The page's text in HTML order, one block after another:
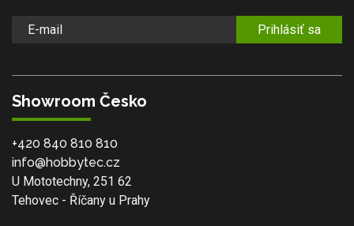
Prihlásiť sa
Showroom Česko
+420 840 810 810
info@hobbytec.cz
U Mototechny, 251 62
Tehovec - Říčany u Prahy